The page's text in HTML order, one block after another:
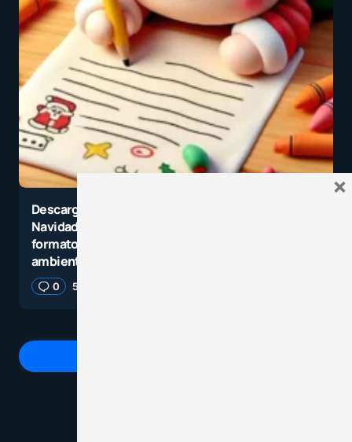
Descarga los moldes y plantillas de letras de “Feliz
Navidad” y el abecedario navideño completo en
formato listo para imprimir, y decora tu aula con un
ambiente lleno de espíritu navideño
0 5 noviembre, 2025
×